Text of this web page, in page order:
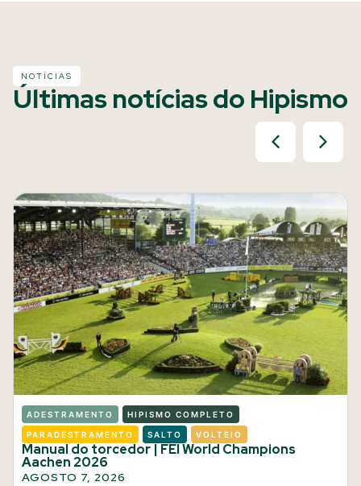
NOTÍCIAS
Últimas notícias do Hipismo
ADESTRAMENTO HIPISMO COMPLETO
PARADESTRAMENTO SALTO VOLTEIO
Manual do torcedor | FEI World Champions
Aachen 2026
AGOSTO 7, 2026